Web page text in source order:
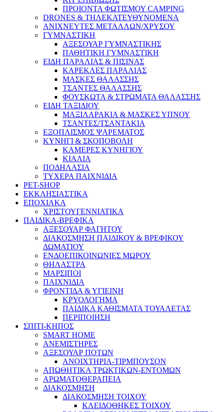
ΠΡΟΙΟΝΤΑ ΦΩΤΙΣΜΟΥ CAMPING
DRONES & ΤΗΛΕΚΑΤΕΥΘΥΝΟΜΕΝΑ
ΑΝΙΧΝΕΥΤΕΣ ΜΕΤΑΛΛΩΝ/ΧΡΥΣΟΥ
ΓΥΜΝΑΣΤΙΚΗ
ΑΞΕΣΟΥΑΡ ΓΥΜΝΑΣΤΙΚΗΣ
ΠΑΘΗΤΙΚΗ ΓΥΜΝΑΣΤΙΚΗ
ΕΙΔΗ ΠΑΡΑΛΙΑΣ & ΠΙΣΙΝΑΣ
ΚΑΡΕΚΛΕΣ ΠΑΡΑΛΙΑΣ
ΜΑΣΚΕΣ ΘΑΛΑΣΣΗΣ
ΤΣΑΝΤΕΣ ΘΑΛΑΣΣΗΣ
ΦΟΥΣΚΩΤΑ & ΣΤΡΩΜΑΤΑ ΘΑΛΑΣΣΗΣ
ΕΙΔΗ ΤΑΞΙΔΙΟΥ
ΜΑΞΙΛΑΡΑΚΙΑ & ΜΑΣΚΕΣ ΥΠΝΟΥ
ΤΣΑΝΤΕΣ/ΤΣΑΝΤΑΚΙΑ
ΕΞΟΠΛΙΣΜΟΣ ΨΑΡΕΜΑΤΟΣ
ΚΥΝΗΓΙ & ΣΚΟΠΟΒΟΛΗ
ΚΑΜΕΡΕΣ ΚΥΝΗΓΙΟΥ
ΚΙΑΛΙΑ
ΠΟΔΗΛΑΣΙΑ
ΤΥΧΕΡΑ ΠΑΙΧΝΙΔΙΑ
PET-SHOP
ΕΚΚΛΗΣΙΑΣΤΙΚΑ
ΕΠΟΧΙΑΚΑ
ΧΡΙΣΤΟΥΓΕΝΝΙΑΤΙΚΑ
ΠΑΙΔΙΚΑ-ΒΡΕΦΙΚΑ
ΑΞΕΣΟΥΑΡ ΦΑΓΗΤΟΥ
ΔΙΑΚΟΣΜΗΣΗ ΠΑΙΔΙΚΟΥ & ΒΡΕΦΙΚΟΥ
ΔΩΜΑΤΙΟΥ
ΕΝΔΟΕΠΙΚΟΙΝΩΝΙΕΣ ΜΩΡΟΥ
ΘΗΛΑΣΤΡΑ
ΜΑΡΣΙΠΟΙ
ΠΑΙΧΝΙΔΙΑ
ΦΡΟΝΤΙΔΑ & ΥΓΙΕΙΝΗ
ΚΡΥΟΛΟΓΗΜΑ
ΠΑΙΔΙΚΑ ΚΑΘΙΣΜΑΤΑ ΤΟΥΑΛΕΤΑΣ
ΠΕΡΙΠΟΙΗΣΗ
ΣΠΙΤΙ-ΚΗΠΟΣ
SMART HOME
ΑΝΕΜΙΣΤΗΡΕΣ
ΑΞΕΣΟΥΑΡ ΠΟΤΩΝ
ΑΝΟΙΧΤΗΡΙΑ-ΤΙΡΜΠΟΥΣΟΝ
ΑΠΩΘΗΤΙΚΑ ΤΡΩΚΤΙΚΩΝ-ΕΝΤΟΜΩΝ
ΑΡΩΜΑΤΟΘΕΡΑΠΕΙΑ
ΔΙΑΚΟΣΜΗΣΗ
ΔΙΑΚΟΣΜΗΣΗ ΤΟΙΧΟΥ
ΚΛΕΙΔΟΘΗΚΕΣ ΤΟΙΧΟΥ